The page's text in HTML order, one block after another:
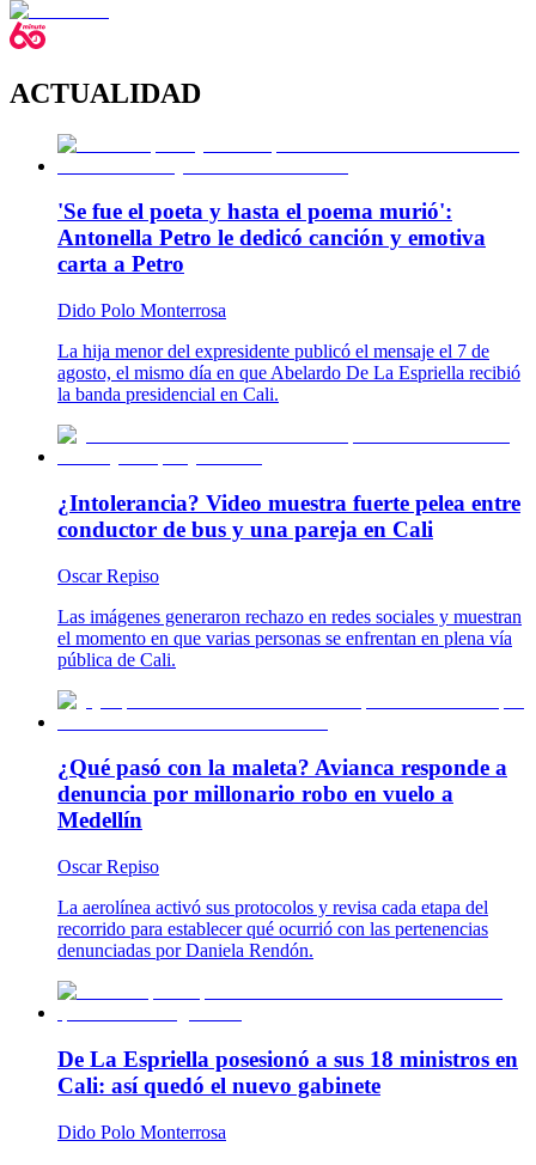
ACTUALIDAD
'Se fue el poeta y hasta el poema murió':
Antonella Petro le dedicó canción y emotiva
carta a Petro
Dido Polo Monterrosa
La hija menor del expresidente publicó el mensaje el 7 de
agosto, el mismo día en que Abelardo De La Espriella recibió
la banda presidencial en Cali.
¿Intolerancia? Video muestra fuerte pelea entre
conductor de bus y una pareja en Cali
Oscar Repiso
Las imágenes generaron rechazo en redes sociales y muestran
el momento en que varias personas se enfrentan en plena vía
pública de Cali.
¿Qué pasó con la maleta? Avianca responde a
denuncia por millonario robo en vuelo a
Medellín
Oscar Repiso
La aerolínea activó sus protocolos y revisa cada etapa del
recorrido para establecer qué ocurrió con las pertenencias
denunciadas por Daniela Rendón.
De La Espriella posesionó a sus 18 ministros en
Cali: así quedó el nuevo gabinete
Dido Polo Monterrosa